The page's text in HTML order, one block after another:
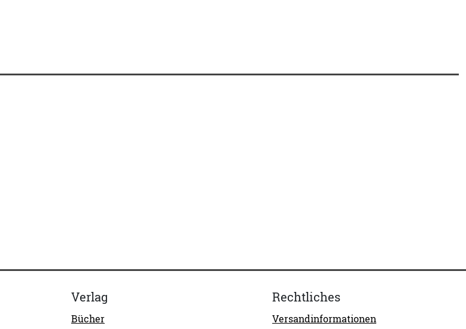
Verlag
Bücher
Rechtliches
Versandinformationen